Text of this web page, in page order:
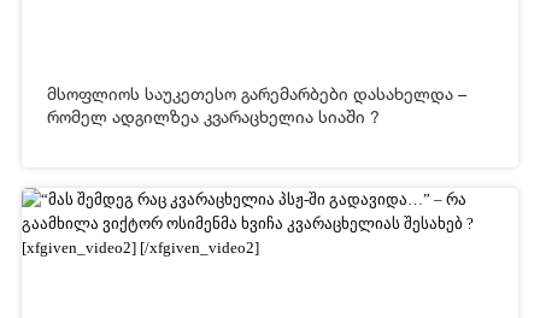
მსოფლიოს საუკეთესო გარემარბები დასახელდა –
რომელ ადგილზეა კვარაცხელია სიაში ?
[xfgiven_video2] [/xfgiven_video2]